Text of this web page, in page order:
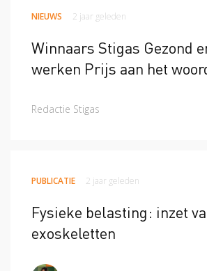
NIEUWS 2 jaar geleden
Winnaars Stigas Gezond
werken Prijs aan het
Redactie Stigas
PUBLICATIE 2 jaar geleden
Fysieke belasting: inzet
exoskeletten